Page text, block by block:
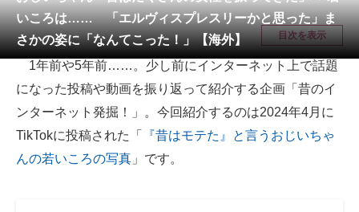
メディア
注目記事を集めた総合ページ
ITの今と未来を見通す
スマホと通信の最新トレンド
進化するPCとデバイスの未来
いころは…… 「エルヴィスプレスリーかと思った」ま
さかの姿に「なんてこった！」【海外】
目次を表示
1年前や5年前……。少し前にインターネット上で話題
になった投稿や動画を振り返って紹介する企画「昔のイ
ンターネット発掘！」。今回紹介するのは2024年4月に
TikTokに投稿された「
『昔はモテた』と言うおじいちゃ
んの若いころの写真 」です。